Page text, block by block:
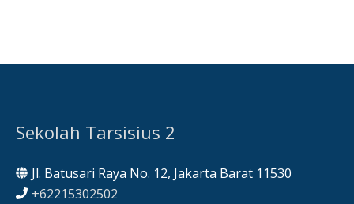
Sekolah Tarsisius 2
Jl. Batusari Raya No. 12, Jakarta Barat 11530
+62215302502